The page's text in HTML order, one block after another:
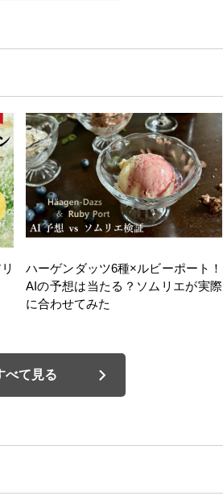
ハーゲンダッツ6種×ルビーポート！
AIの予想は当たる？ソムリエが実際
に合わせてみた
べて見る